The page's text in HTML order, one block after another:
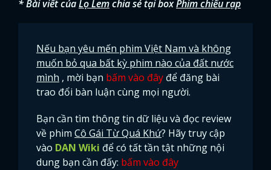
* Bài viết củaLọ Lemchia sẻ tại boxPhim chiếu rạp
Nếu bạn yêu mến phim Việt Nam và không
muốn bỏ qua bất kỳ phim nào của đất nước
mình , mời bạn bấm vào đây để đăng bài
trao đổi bàn luận cùng mọi người.
Bạn cần tìm thông tin dữ liệu và đọc review
về phim Cô Gái Từ Quá Khứ? Hãy truy cập
vào DAN Wiki để có tất tần tật những nội
dung bạn cần đấy: bấm vào đây